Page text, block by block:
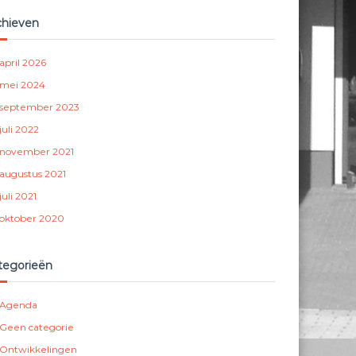
april 2026
mei 2024
september 2023
juli 2022
november 2021
augustus 2021
juli 2021
oktober 2020
Agenda
Geen categorie
Ontwikkelingen